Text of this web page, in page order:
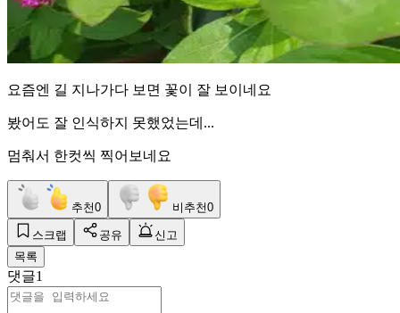
요즘엔 길 지나가다 보면 꽃이 잘 보이네요
봤어도 잘 인식하지 못했었는데...
멈춰서 한컷씩 찍어보네요
추천0 비추천0
스크랩 공유
신고
목록
댓글1